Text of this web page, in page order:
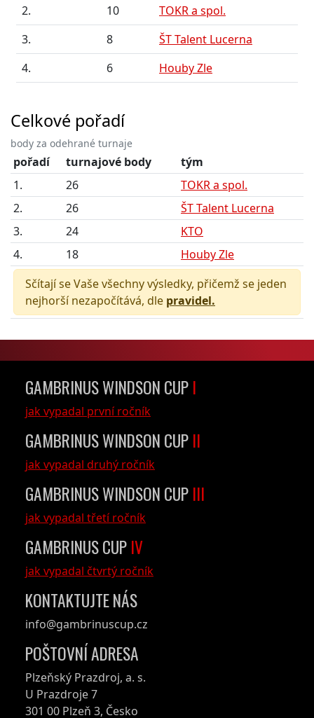
2.
10
TOKR a spol.
3.
8
ŠT Talent Lucerna
4.
6 Houby Zle
Celkové pořadí
body za odehrané turnaje
pořadí turnajové body
tým
1.
26
TOKR a spol.
2.
26
ŠT Talent Lucerna
3.
24
KTO
4.
18
Houby Zle
Sčítají se Vaše všechny výsledky, přičemž se jeden
nejhorší nezapočítává, dle pravidel.
GAMBRINUS WINDSON CUP I
jak vypadal první ročník
GAMBRINUS WINDSON CUP II
jak vypadal druhý ročník
GAMBRINUS WINDSON CUP III
jak vypadal třetí ročník
GAMBRINUS CUP IV
jak vypadal čtvrtý ročník
KONTAKTUJTE NÁS
info@gambrinuscup.cz
POŠTOVNÍ ADRESA
Plzeňský Prazdroj, a. s.
U Prazdroje 7
301 00 Plzeň 3, Česko